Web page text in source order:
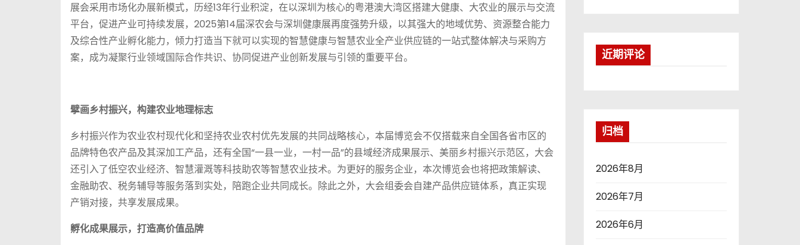
展会采用市场化办展新模式，历经13年行业积淀，在以深圳为核心的粤港澳大湾区搭建大健康、大农业的展示与交流
平台，促进产业可持续发展，2025第14届深农会与深圳健康展再度强势升级，以其强大的地域优势、资源整合能力
及综合性产业孵化能力，倾力打造当下就可以实现的智慧健康与智慧农业全产业供应链的一站式整体解决与采购方
案，成为凝聚行业领域国际合作共识、协同促进产业创新发展与引领的重要平台。
擘画乡村振兴，构建农业地理标志
乡村振兴作为农业农村现代化和坚持农业农村优先发展的共同战略核心，本届博览会不仅搭载来自全国各省市区的
品牌特色农产品及其深加工产品，还有全国“一县一业，一村一品”的县域经济成果展示、美丽乡村振兴示范区，大会
还引入了低空农业经济、智慧灌溉等科技助农等智慧农业技术。为更好的服务企业，本次博览会也将把政策解读、
金融助农、税务辅导等服务落到实处，陪跑企业共同成长。除此之外，大会组委会自建产品供应链体系，真正实现
产销对接，共享发展成果。
孵化成果展示，打造高价值品牌
近期评论
归档
2026年8月
2026年7月
2026年6月